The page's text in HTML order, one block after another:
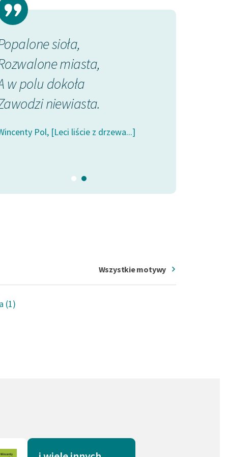
sioła,
miasta,
w polu dokoła
niewiasta.
Pol, [Leci liście z drzewa...]
Wszystkie motywy
(1)